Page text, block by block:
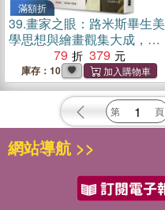
滿額折
39.畫家之眼：路米斯畢生美
學思想與繪畫觀集大成，從
題材到技法，淬鍊風格與心
法的13堂課【經典珍藏版】
79 379
庫存：10
網站導航 >>